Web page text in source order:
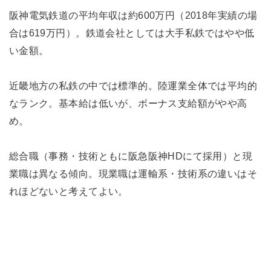
阪神電気鉄道の平均年収は約600万円（2018年実績の場
合は619万円）。鉄道会社としては大手私鉄ではやや低
い金額。
近畿地方の私鉄の中では標準的。陸運業全体では平均的
なランク。基本給は低いが、ボーナス支給額がやや高
め。
総合職（事務・技術ともに阪急阪神HDにて採用）と現
業職は異なる傾向。現業職は運輸系・技術系の違いはそ
れほどないと考えてよい。